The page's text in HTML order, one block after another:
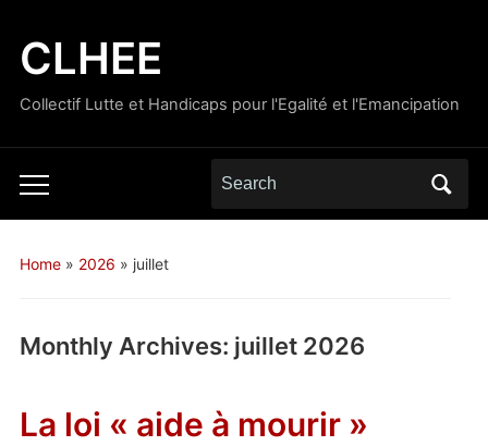
CLHEE
Collectif Lutte et Handicaps pour l'Egalité et l'Emancipation
Toggle
mobile
Search
for:
Home» 2026 » juillet
Monthly Archives: juillet 2026
La loi « aide à mourir »